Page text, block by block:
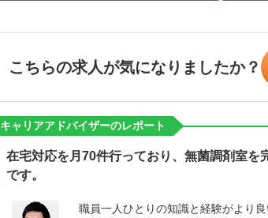
こちらの求人が気になりましたか？
キャリアアドバイザーのレポート
在宅対応を月70件行っており、無菌調剤室
です。
職員一人ひとりの知識と経験がより